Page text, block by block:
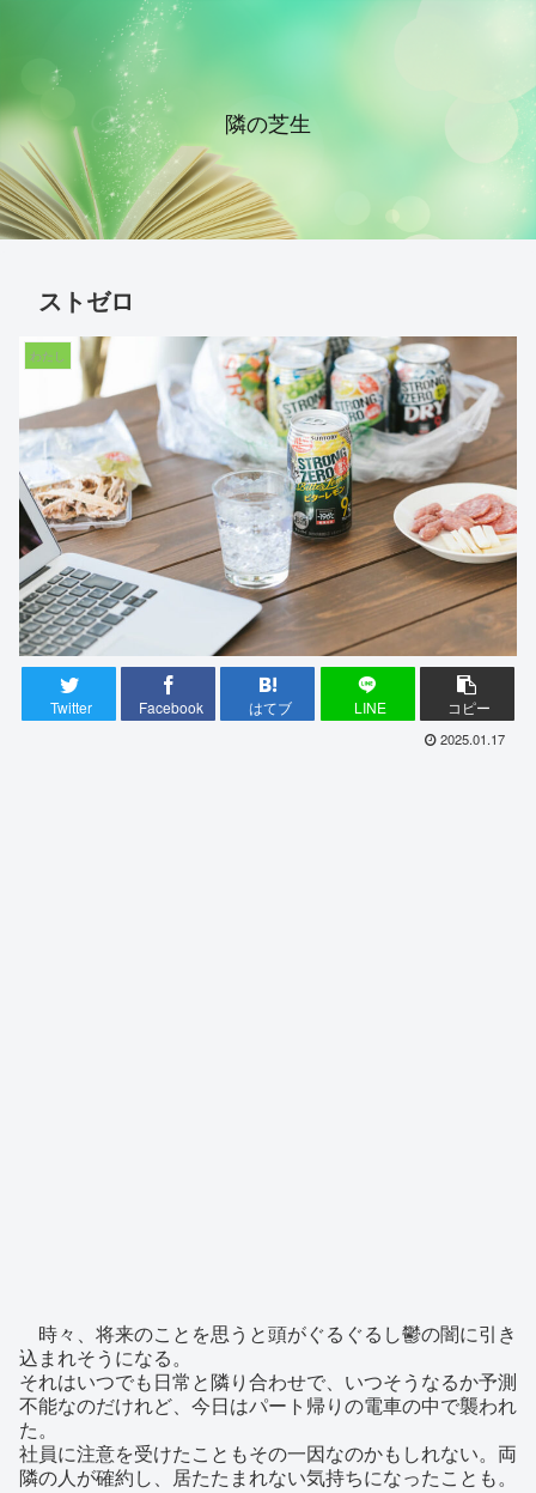
隣の芝生
ストゼロ
わたし
Twitter Facebook はてブ LINE コピー
2025.01.17
時々、将来のことを思うと頭がぐるぐるし鬱の闇に引き
込まれそうになる。
それはいつでも日常と隣り合わせで、いつそうなるか予測
不能なのだけれど、今日はパート帰りの電車の中で襲われ
た。
社員に注意を受けたこともその一因なのかもしれない。両
隣の人が確約し、居たたまれない気持ちになったことも。